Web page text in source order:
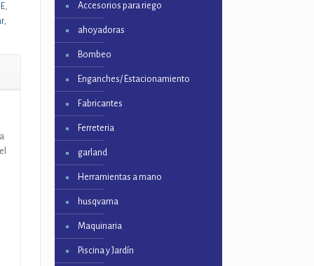
,
,
Accesorios para riego
ahoyadoras
Bombeo
Enganches/ Estacionamiento
Fabricantes
Ferreteria
garland
Herramientas a mano
husqvarna
Maquinaria
Piscina y Jardín